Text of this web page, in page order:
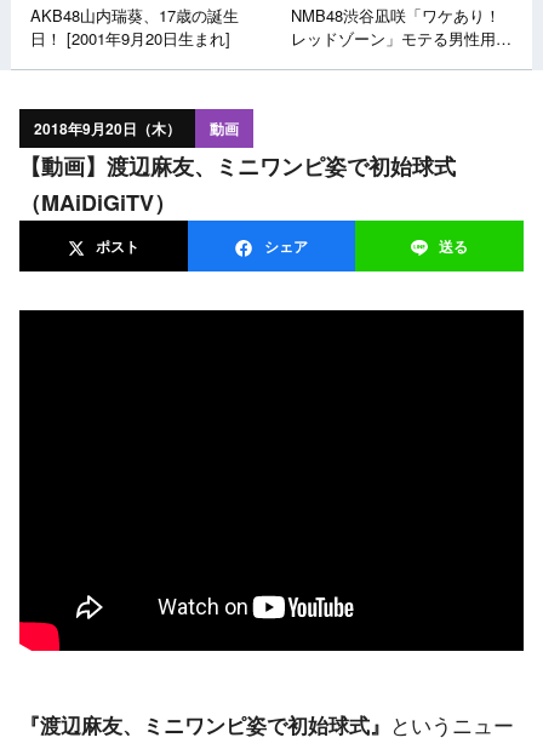
AKB48山内瑞葵、17歳の誕生
日！ [2001年9月20日生まれ]
NMB48渋谷凪咲「ワケあり！
レッドゾーン」モテる男性用パ
2018年9月20日（木） 動画
【動画】渡辺麻友、ミニワンピ姿で初始球式
（MAiDiGiTV）
ポスト シェア 送る
『渡辺麻友、ミニワンピ姿で初始球式』 というニュー